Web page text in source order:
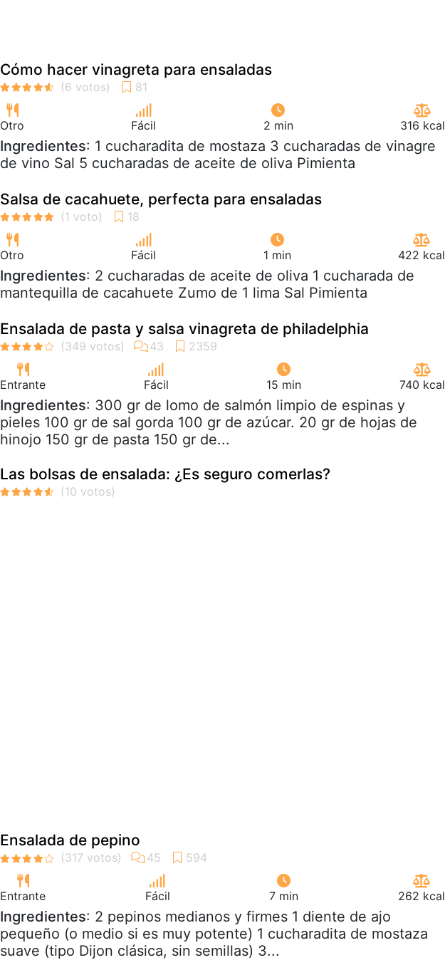
Cómo hacer vinagreta para ensaladas
Otro Fácil 2 min 316 kcal
Ingredientes: 1 cucharadita de mostaza 3 cucharadas de vinagre
de vino Sal 5 cucharadas de aceite de oliva Pimienta
Salsa de cacahuete, perfecta para ensaladas
Otro Fácil 1 min 422 kcal
Ingredientes: 2 cucharadas de aceite de oliva 1 cucharada de
mantequilla de cacahuete Zumo de 1 lima Sal Pimienta
Ensalada de pasta y salsa vinagreta de philadelphia
Entrante Fácil 15 min 740 kcal
Ingredientes: 300 gr de lomo de salmón limpio de espinas y
pieles 100 gr de sal gorda 100 gr de azúcar. 20 gr de hojas de
hinojo 150 gr de pasta 150 gr de...
Las bolsas de ensalada: ¿Es seguro comerlas?
Ensalada de pepino
Entrante Fácil 7 min 262 kcal
Ingredientes: 2 pepinos medianos y firmes 1 diente de ajo
pequeño (o medio si es muy potente) 1 cucharadita de mostaza
suave (tipo Dijon clásica, sin semillas) 3...